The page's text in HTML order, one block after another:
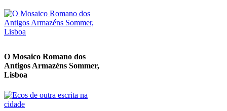
O Mosaico Romano dos
Antigos Armazéns Sommer,
Lisboa